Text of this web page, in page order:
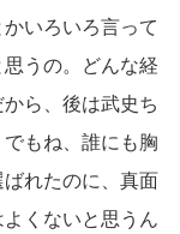
いろいろ言って
うの。どんな経
ら、後は武史ち
もね、誰にも胸
れたのに、真面
くないと思うん